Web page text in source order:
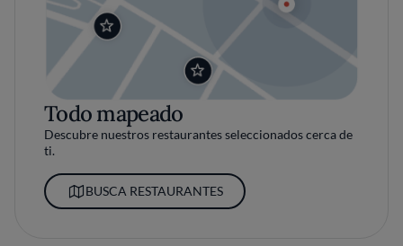
Todo mapeado
Descubre nuestros restaurantes seleccionados cerca de
ti.
BUSCA RESTAURANTES